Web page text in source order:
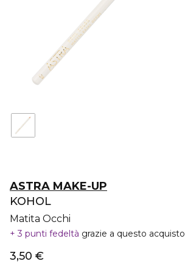
ASTRA MAKE-UP
KOHOL
Matita Occhi
3 punti fedeltà grazie a questo acquisto
3,50 €